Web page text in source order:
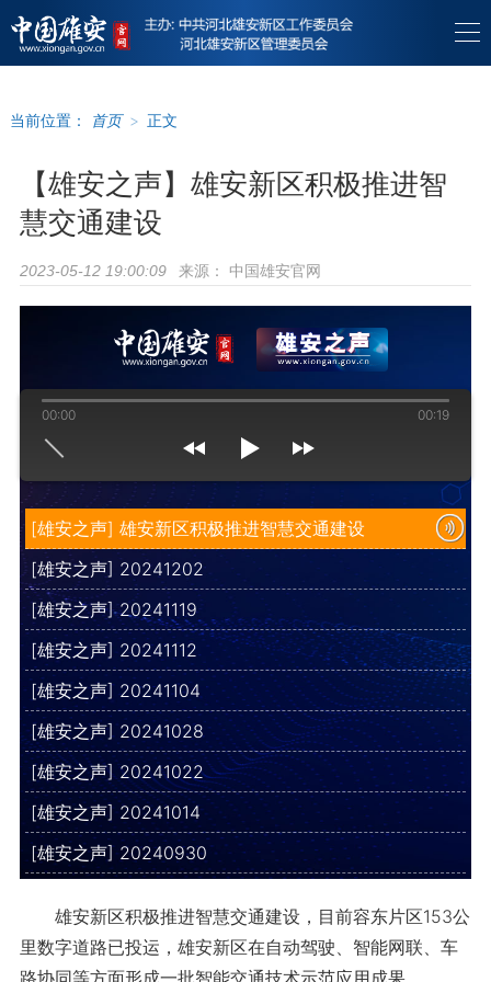
当前位置： 首页 > 正文
【雄安之声】雄安新区积极推进智
慧交通建设
2023-05-12 19:00:09 来源： 中国雄安官网
[雄安之声] 雄安新区积极推进智慧交通建设
[雄安之声] 20241202
[雄安之声] 20241119
[雄安之声] 20241112
[雄安之声] 20241104
[雄安之声] 20241028
[雄安之声] 20241022
[雄安之声] 20241014
[雄安之声] 20240930
00:00 00:19
雄安新区积极推进智慧交通建设，目前容东片区153公
里数字道路已投运，雄安新区在自动驾驶、智能网联、车
路协同等方面形成一批智能交通技术示范应用成果。